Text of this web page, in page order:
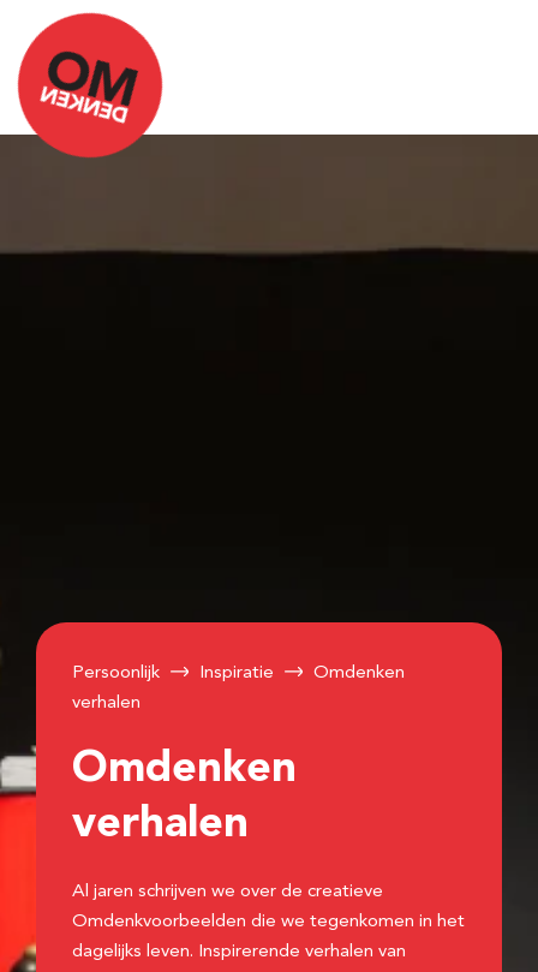
Persoonlijk Inspiratie
Omdenken
verhalen
Omdenken
verhalen
Al jaren schrijven we over de creatieve
Omdenkvoorbeelden die we tegenkomen in het
dagelijks leven. Inspirerende verhalen van